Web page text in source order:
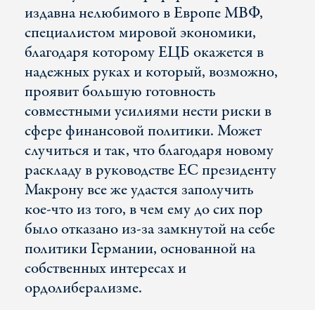
издавна нелюбимого в Европе МВФ,
специалистом мировой экономики,
благодаря которому ЕЦБ окажется в
надежных руках и который, возможно,
проявит большую готовность
совместными усилиями нести риски в
сфере финансовой политики. Может
случиться и так, что благодаря новому
раскладу в руководстве ЕС президенту
Макрону все же удастся заполучить
кое-что из того, в чем ему до сих пор
было отказано из-за замкнутой на себе
политики Германии, основанной на
собственных интересах и
ордолиберализме.